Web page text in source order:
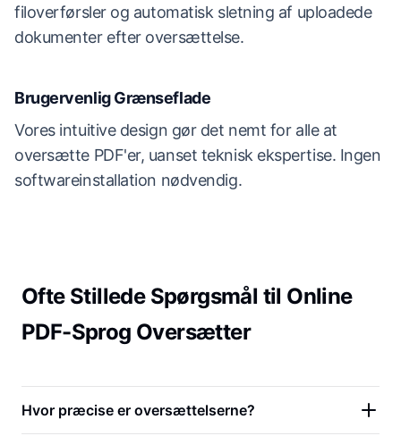
filoverførsler og automatisk sletning af uploadede
dokumenter efter oversættelse.
Brugervenlig Grænseflade
Vores intuitive design gør det nemt for alle at
oversætte PDF'er, uanset teknisk ekspertise. Ingen
softwareinstallation nødvendig.
Ofte Stillede Spørgsmål til Online
PDF-Sprog Oversætter
Hvor præcise er oversættelserne?